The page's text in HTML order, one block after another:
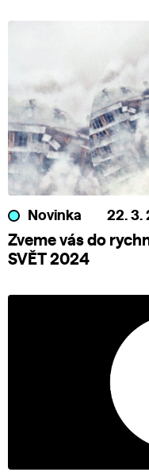
Novinka 22. 3.
Zveme vás do
SVĚT 2024